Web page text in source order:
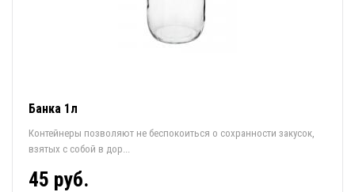
Банка 1л
Контейнеры позволяют не беспокоиться о сохранности закусок,
взятых с собой в дор...
45 руб.